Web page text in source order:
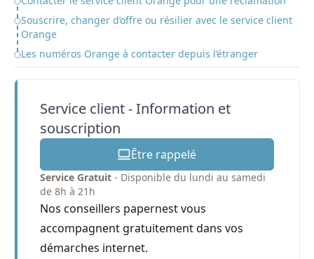
Souscrire, changer d’offre ou résilier avec le service client
Orange
Les numéros Orange à contacter depuis l’étranger
Service client - Information et
souscription
Être rappelé
Service Gratuit - Disponible du lundi au samedi
de 8h à 21h
Nos conseillers papernest vous
accompagnent gratuitement dans vos
démarches internet.